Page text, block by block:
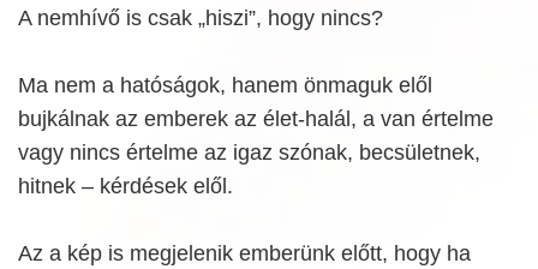
A nemhívő is csak „hiszi”, hogy nincs?
Ma nem a hatóságok, hanem önmaguk elől
bujkálnak az emberek az élet-halál, a van értelme
vagy nincs értelme az igaz szónak, becsületnek,
hitnek – kérdések elől.
Az a kép is megjelenik emberünk előtt, hogy ha